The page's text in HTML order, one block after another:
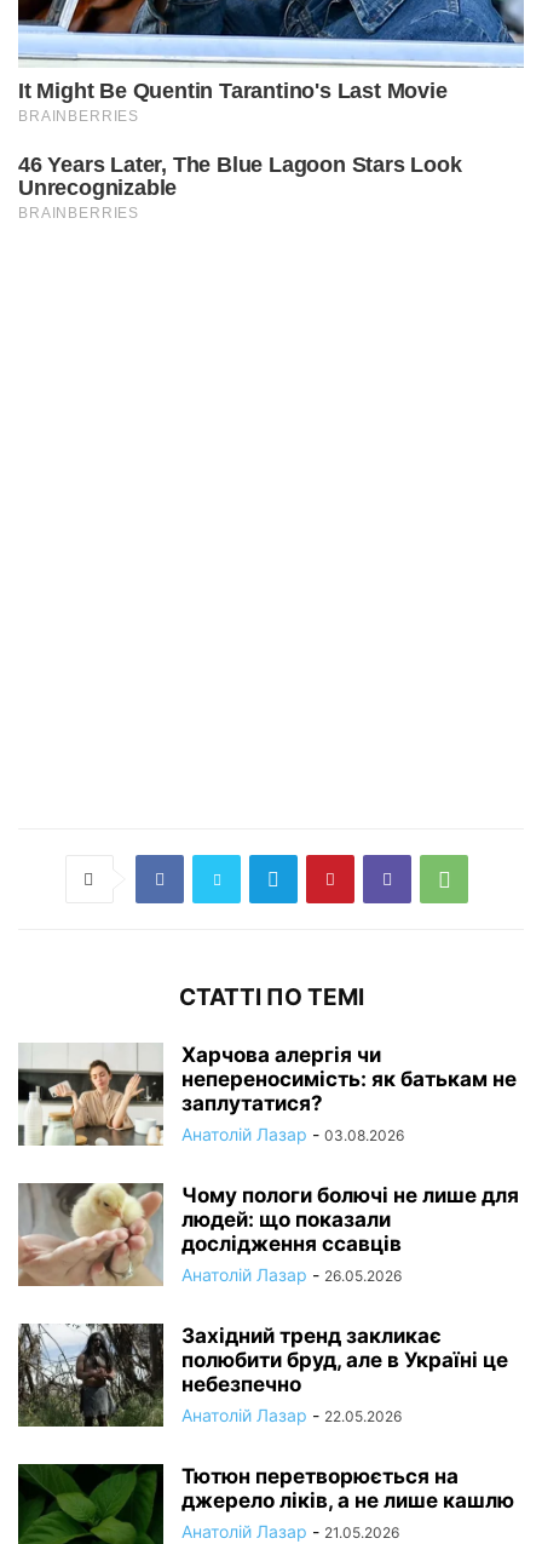
СТАТТІ ПО ТЕМІ
Харчова алергія чи
непереносимість: як батькам не
заплутатися?
Анатолій Лазар - 03.08.2026
Чому пологи болючі не лише для
людей: що показали
дослідження ссавців
Анатолій Лазар - 26.05.2026
Західний тренд закликає
полюбити бруд, але в Україні це
небезпечно
Анатолій Лазар - 22.05.2026
Тютюн перетворюється на
джерело ліків, а не лише кашлю
Анатолій Лазар - 21.05.2026